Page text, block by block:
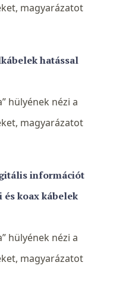
magyarázatot
hatással
hülyének nézi a
magyarázatot
információt
koax kábelek
hülyének nézi a
magyarázatot